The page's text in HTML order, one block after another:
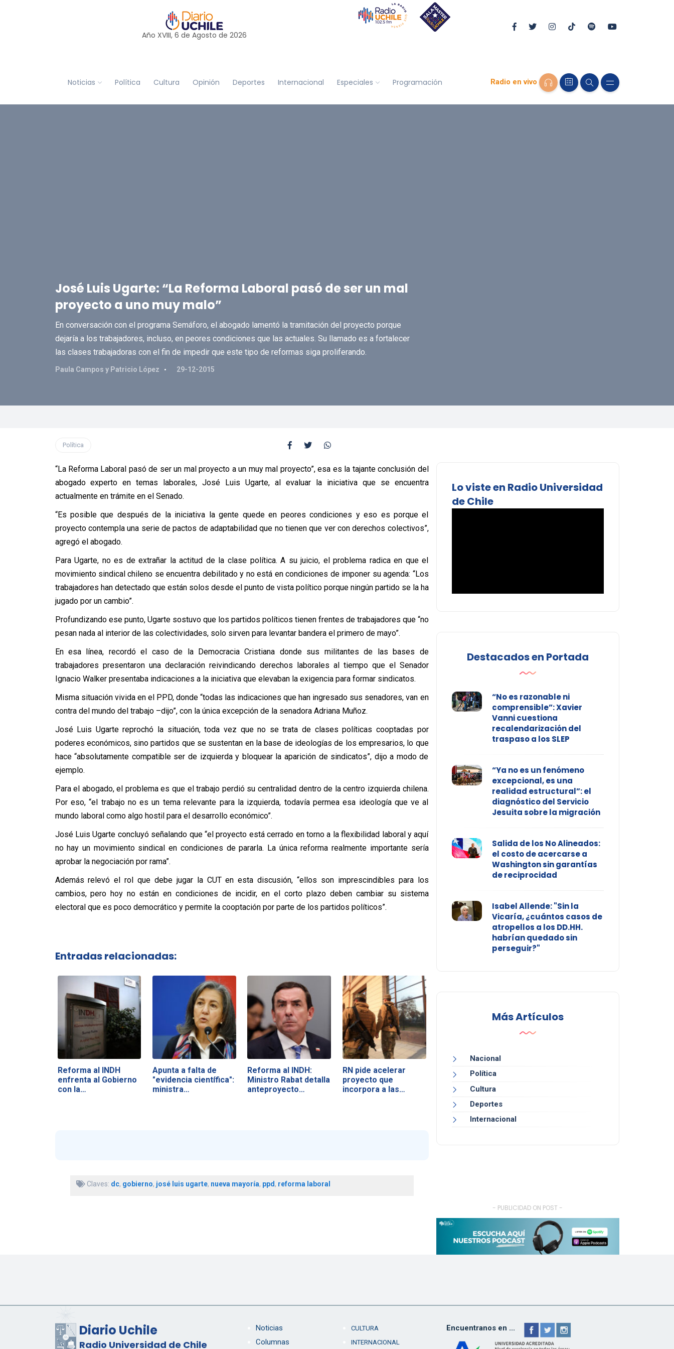
Año XVIII, 6 de Agosto de 2026
Noticias Política Cultura Opinión Deportes Internacional Especiales Programación Radio en vivo
José Luis Ugarte: “La Reforma Laboral pasó de ser un mal
proyecto a uno muy malo”
En conversación con el programa Semáforo, el abogado lamentó la tramitación del proyecto porque
dejaría a los trabajadores, incluso, en peores condiciones que las actuales. Su llamado es a fortalecer
las clases trabajadoras con el fin de impedir que este tipo de reformas siga proliferando.
Paula Campos y Patricio López 29-12-2015
Política
“La Reforma Laboral pasó de ser un mal proyecto a un muy mal proyecto”, esa es la tajante conclusión del
abogado experto en temas laborales, José Luis Ugarte, al evaluar la iniciativa que se encuentra
actualmente en trámite en el Senado.
“Es posible que después de la iniciativa la gente quede en peores condiciones y eso es porque el
proyecto contempla una serie de pactos de adaptabilidad que no tienen que ver con derechos colectivos”,
agregó el abogado.
Para Ugarte, no es de extrañar la actitud de la clase política. A su juicio, el problema radica en que el
movimiento sindical chileno se encuentra debilitado y no está en condiciones de imponer su agenda: “Los
trabajadores han detectado que están solos desde el punto de vista político porque ningún partido se la ha
jugado por un cambio”.
Profundizando ese punto, Ugarte sostuvo que los partidos políticos tienen frentes de trabajadores que “no
pesan nada al interior de las colectividades, solo sirven para levantar bandera el primero de mayo”.
En esa línea, recordó el caso de la Democracia Cristiana donde sus militantes de las bases de
trabajadores presentaron una declaración reivindicando derechos laborales al tiempo que el Senador
Ignacio Walker presentaba indicaciones a la iniciativa que elevaban la exigencia para formar sindicatos.
Misma situación vivida en el PPD, donde “todas las indicaciones que han ingresado sus senadores, van en
contra del mundo del trabajo –dijo”, con la única excepción de la senadora Adriana Muñoz.
José Luis Ugarte reprochó la situación, toda vez que no se trata de clases políticas cooptadas por
poderes económicos, sino partidos que se sustentan en la base de ideologías de los empresarios, lo que
hace “absolutamente compatible ser de izquierda y bloquear la aparición de sindicatos”, dijo a modo de
ejemplo.
Para el abogado, el problema es que el trabajo perdió su centralidad dentro de la centro izquierda chilena.
Por eso, “el trabajo no es un tema relevante para la izquierda, todavía permea esa ideología que ve al
mundo laboral como algo hostil para el desarrollo económico”.
José Luis Ugarte concluyó señalando que “el proyecto está cerrado en torno a la flexibilidad laboral y aquí
no hay un movimiento sindical en condiciones de pararla. La única reforma realmente importante sería
aprobar la negociación por rama”.
Además relevó el rol que debe jugar la CUT en esta discusión, “ellos son imprescindibles para los
cambios, pero hoy no están en condiciones de incidir, en el corto plazo deben cambiar su sistema
electoral que es poco democrático y permite la cooptación por parte de los partidos políticos”.
Entradas relacionadas:
Reforma al INDH
enfrenta al Gobierno
con la…
Apunta a falta de
"evidencia científica":
ministra…
Reforma al INDH:
Ministro Rabat detalla
anteproyecto…
RN pide acelerar
proyecto que
incorpora a las…
Claves: dc, gobierno, josé luis ugarte, nueva mayoría, ppd, reforma laboral
Lo viste en Radio Universidad
de Chile
Destacados en Portada
“No es razonable ni
comprensible”: Xavier
Vanni cuestiona
recalendarización del
traspaso a los SLEP
“Ya no es un fenómeno
excepcional, es una
realidad estructural”: el
diagnóstico del Servicio
Jesuita sobre la migración
Salida de los No Alineados:
el costo de acercarse a
Washington sin garantías
de reciprocidad
Isabel Allende: "Sin la
Vicaría, ¿cuántos casos de
atropellos a los DD.HH.
habrían quedado sin
perseguir?"
Más Artículos
Nacional
Política
Cultura
Deportes
Internacional
- PUBLICIDAD ON POST -
Diario Uchile
Radio Universidad de Chile
Noticias
Columnas
CULTURA
INTERNACIONAL
Encuentranos en ...